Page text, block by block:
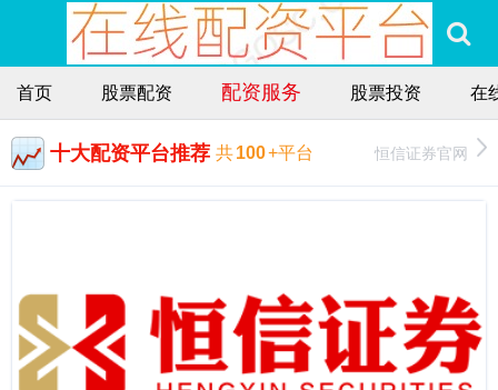
首页 股票配资 配资服务 股票投资 在
十大配资平台推荐 共100+平台 恒信证券官网